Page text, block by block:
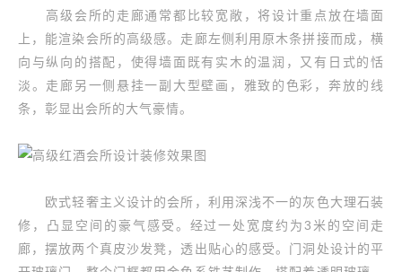
高级会所的走廊通常都比较宽敞，将设计重点放在墙面
上，能渲染会所的高级感。走廊左侧利用原木条拼接而成，横
向与纵向的搭配，使得墙面既有实木的温润，又有日式的恬
淡。走廊另一侧悬挂一副大型壁画，雅致的色彩，奔放的线
条，彰显出会所的大气豪情。
欧式轻奢主义设计的会所，利用深浅不一的灰色大理石装
修，凸显空间的豪气感受。经过一处宽度约为3米的空间走
廊，摆放两个真皮沙发凳，透出贴心的感受。门洞处设计的平